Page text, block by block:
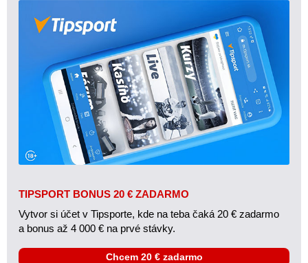
TIPSPORT BONUS 20 € ZADARMO
Vytvor si účet v Tipsporte, kde na teba čaká 20 € zadarmo
a bonus až 4 000 € na prvé stávky.
Chcem 20 € zadarmo